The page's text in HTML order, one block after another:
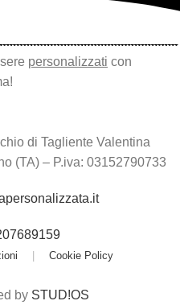
personalizzati con
di Tagliente Valentina
(TA) – P.iva: 03152790733
Cookie Policy
by STUD!OS